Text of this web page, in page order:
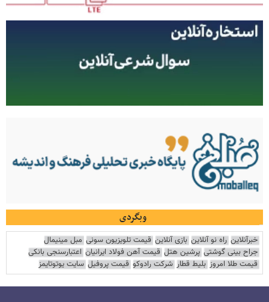
وبگردی
خبرآنلاین راه نو آنلاین بازی آنلاین قیمت تلویزیون سونی مبل مینیمال
جراح بینی گوشتی پرشین هتل قیمت آهن فولاد ایرانیان اعتبارسنجی بانکی
قیمت طلا امروز بلیط قطار شرکت رادوکو قیمت پروفیل سایت یوتوتایمز